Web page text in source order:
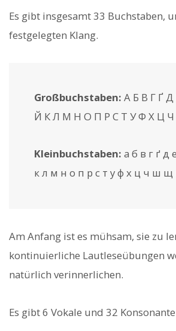
Es gibt insgesamt 33 Buchstaben,
festgelegten Klang.
Großbuchstaben: А Б В Г Ґ Д
Й К Л М Н О П Р С Т У Ф Х Ц
Kleinbuchstaben: а б в г ґ д
к л м н о п р с т у ф х ц ч ш щ
Am Anfang ist es mühsam, sie zu
kontinuierliche Lautleseübungen
natürlich verinnerlichen.
Es gibt 6 Vokale und 32